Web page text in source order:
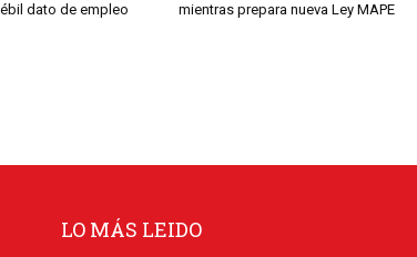
dato de empleo
mientras prepara nueva Ley MAPE
LO MÁS LEIDO